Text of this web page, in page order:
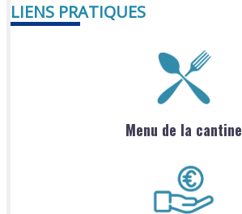
LIENS PRATIQUES
Menu de la cantine